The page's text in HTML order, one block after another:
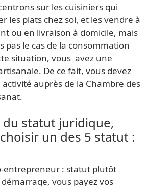
sur les cuisiniers qui
les plats chez soi, et les vendre à
ou en livraison à domicile, mais
pas le cas de la consommation
situation, vous avez une
De ce fait, vous devez
auprès de la Chambre des
du statut juridique,
un des 5 statut :
entrepreneur : statut plutôt
vous payez vos